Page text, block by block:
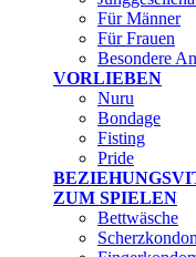
Für Männer
Für Frauen
Besondere
VORLIEBEN
Nuru
Bondage
Fisting
Pride
ZUM SPIELEN
Bettwäsche